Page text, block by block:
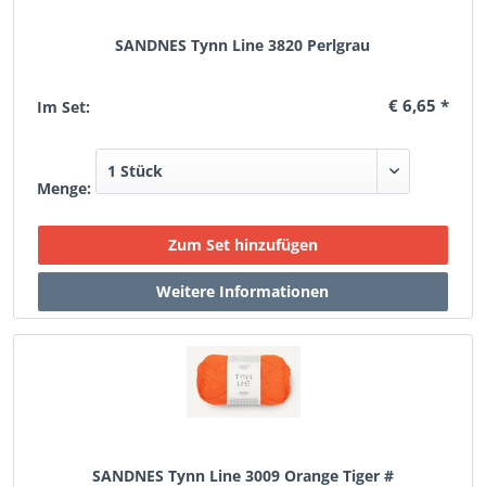
SANDNES Tynn Line 3820 Perlgrau
Im Set: € 6,65 *
Menge:
SANDNES Tynn Line 3009 Orange Tiger #